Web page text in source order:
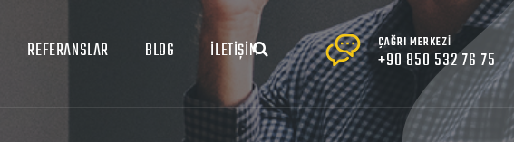
REFERANSLAR BLOG İLETİŞİM ÇAĞRI MERKEZİ
+90 850 532 76 75